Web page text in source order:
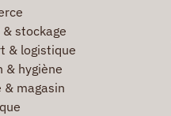
stockage
& logistique
& hygiène
& magasin